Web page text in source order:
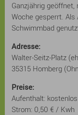
Ganzjährig
Woche gesperrt.
Schwimmbad
Adresse:
Walter-Seitz-Platz
35315 Homberg
Preise:
Aufenthalt: kostenlos
Strom: 0,50 € / Kwh